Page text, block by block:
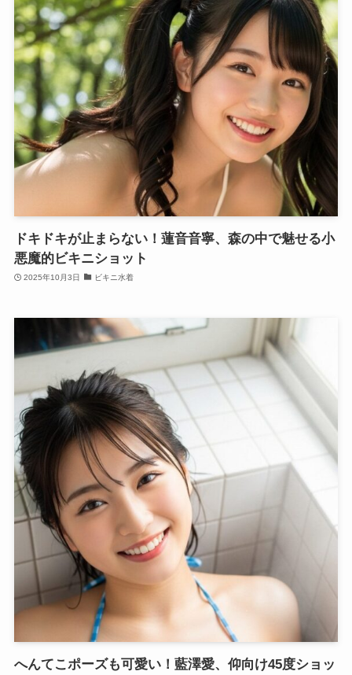
ドキドキが止まらない！蓮音音寧、森の中で魅せる小
悪魔的ビキニショット
2025年10月3日 ビキニ水着
へんてこポーズも可愛い！藍澤愛、仰向け45度ショッ